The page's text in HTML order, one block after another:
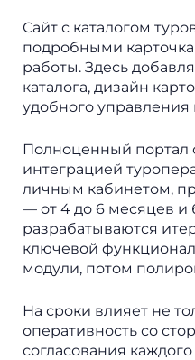
Сайт с каталогом
подробными
работы. Здесь
каталога, дизайн
удобного управления
Полноценный портал
интеграцией
личным кабинетом,
— от 4 до 6 месяцев и
разрабатываются
ключевой
модули, потом
На сроки влияет не
оперативность со
согласования